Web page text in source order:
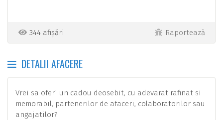
344 afișări Raportează
DETALII AFACERE
Vrei sa oferi un cadou deosebit, cu adevarat rafinat si
memorabil, partenerilor de afaceri, colaboratorilor sau
angajatilor?